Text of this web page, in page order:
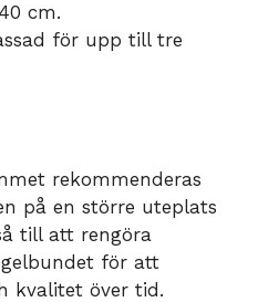
cm.
för upp till tre
rekommenderas
på en större uteplats
till att rengöra
för att
kvalitet över tid.